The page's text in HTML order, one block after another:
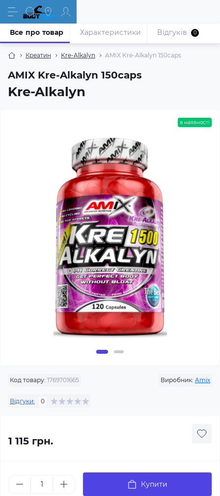
Креатин Kre-Alkalyn AMIX Kre-Alkalyn 150caps
AMIX Kre-Alkalyn 150caps
Kre-Alkalyn
Все про товар Характеристики Відгуків 0
в наявності
Код товару: 1769701665 Виробник: Amix
Відгуки: 0
1 115 грн.
Купити